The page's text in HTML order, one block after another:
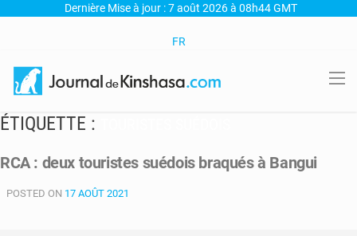
Dernière Mise à jour : 7 août 2026 à 08h44 GMT
FR
ÉTIQUETTE :
RCA : deux touristes suédois braqués à Bangui
POSTED ON 17 AOÛT 2021